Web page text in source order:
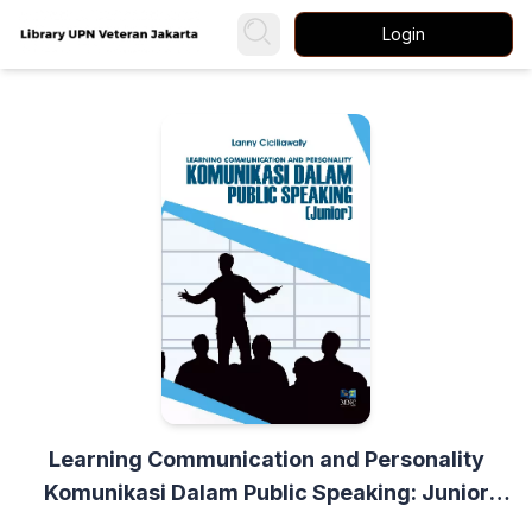
Login
Learning Communication and Personality
Komunikasi Dalam Public Speaking: Junior